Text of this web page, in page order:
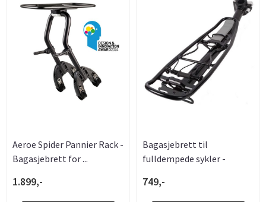
Aeroe Spider Pannier Rack -
Bagasjebrett for ...
1.899,-
Bagasjebrett til
fulldempede sykler -
749,-